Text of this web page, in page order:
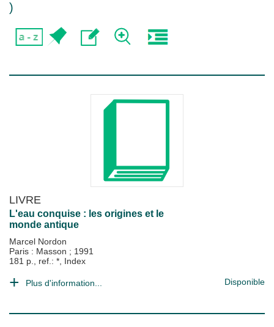
)
LIVRE
L'eau conquise : les origines et le
monde antique
Marcel Nordon
Paris : Masson ; 1991
181 p., ref.: *, Index
Plus d'information... Disponible